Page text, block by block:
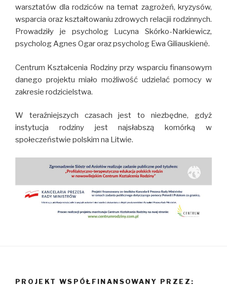
warsztatów dla rodziców na temat zagrożeń, kryzysów,
wsparcia oraz kształtowaniu zdrowych relacjii rodzinnych.
Prowadziły je psycholog Lucyna Skórko-Narkiewicz,
psycholog Agnes Ogar oraz psycholog Ewa Giliauskienė.
Centrum Kształcenia Rodziny przy wsparciu finansowym
danego projektu miało możliwość udzielać pomocy w
zakresie rodzicielstwa.
W teraźniejszych czasach jest to niezbędne, gdyż
instytucja rodziny jest najsłabszą komórką w
społeczeństwie polskim na Litwie.
PROJEKT WSPÓŁFINANSOWANY PRZEZ: